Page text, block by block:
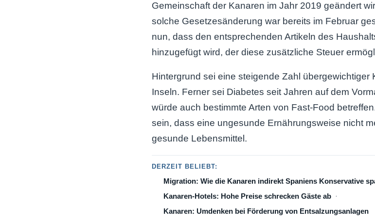
Gemeinschaft der Kanaren im Jahr 2019 geändert
solche Gesetzesänderung war bereits im Februar
nun, dass den entsprechenden Artikeln des
hinzugefügt wird, der diese zusätzliche Steuer
Hintergrund sei eine steigende Zahl übergewichtiger
Inseln. Ferner sei Diabetes seit Jahren auf dem
würde auch bestimmte Arten von Fast-Food
sein, dass eine ungesunde Ernährungsweise nicht
gesunde Lebensmittel.
DERZEIT BELIEBT:
Migration: Wie die Kanaren indirekt Spaniens Konservative
Kanaren-Hotels: Hohe Preise schrecken Gäste ab
Kanaren: Umdenken bei Förderung von Entsalzungsanlagen